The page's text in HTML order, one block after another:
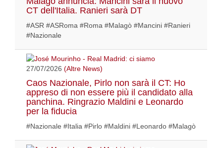
CT dell'Italia. Ranieri sarà DT
#ASR #ASRoma #Roma #Malagò #Mancini #Ranieri
#Nazionale
27/07/2026 (Altre News)
Caos Nazionale, Pirlo non sarà il CT: Ho
appreso di non essere più il candidato alla
panchina. Ringrazio Maldini e Leonardo
per la fiducia
#Nazionale #Italia #Pirlo #Maldini #Leonardo #Malagò